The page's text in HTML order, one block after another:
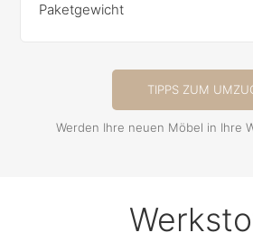
Paketgewicht
TIPPS ZUM
Werden Ihre neuen Möbel in Ihre